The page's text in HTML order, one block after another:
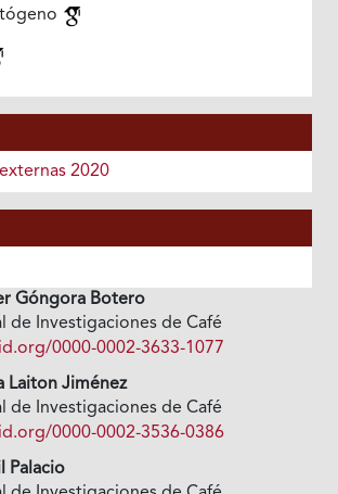
2020
Góngora Botero
de Investigaciones de Café
0000-0002-3633-1077
Laiton Jiménez
de Investigaciones de Café
0000-0002-3536-0386
Palacio